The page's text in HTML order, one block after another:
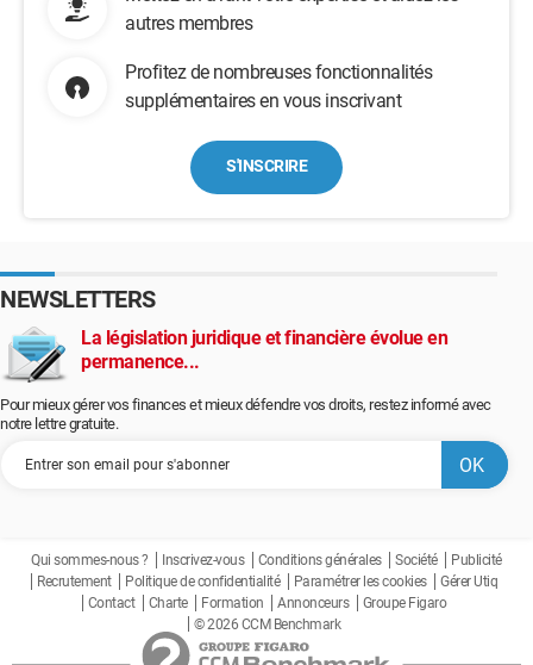
autres membres
Profitez de nombreuses fonctionnalités
supplémentaires en vous inscrivant
S'INSCRIRE
NEWSLETTERS
La législation juridique et financière évolue en
permanence...
Pour mieux gérer vos finances et mieux défendre vos droits, restez informé avec
notre lettre gratuite.
Qui sommes-nous ? Inscrivez-vous Conditions générales Société
Publicité
Recrutement
Politique de confidentialité Paramétrer les cookies
Gérer Utiq
Contact
Charte Formation Annonceurs
Groupe Figaro
© 2026 CCM Benchmark